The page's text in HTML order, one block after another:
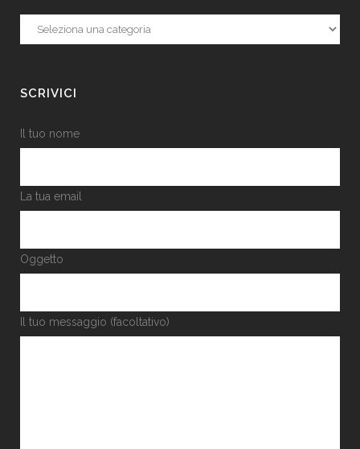
Categorie
SCRIVICI
Il tuo nome
La tua email
Oggetto
Il tuo messaggio (facoltativo)